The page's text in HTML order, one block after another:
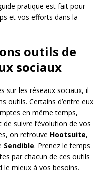
pratique est fait pour
et vos efforts dans la
outils de
sociaux
sur les réseaux sociaux, il
outils. Certains d’entre eux
en même temps,
suivre l’évolution de vos
on retrouve Hootsuite,
Sendible. Prenez le temps
par chacun de ces outils
le mieux à vos besoins.